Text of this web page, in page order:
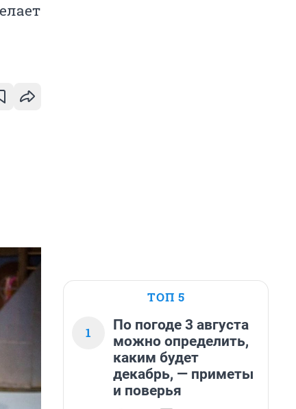
ТОП 5
1
По погоде 3 августа
можно определить,
каким будет
декабрь, — приметы
и поверья